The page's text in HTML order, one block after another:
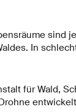
sind
In
für Wald,